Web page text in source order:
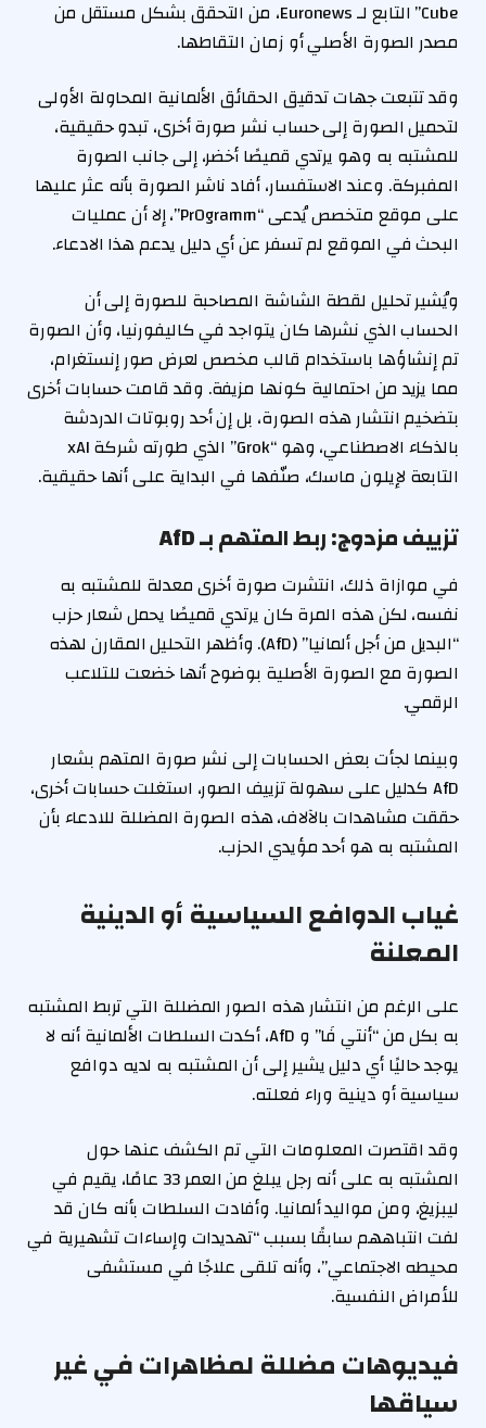
Cube” التابع لـ Euronews، من التحقق بشكل مستقل من
مصدر الصورة الأصلي أو زمان التقاطها.
وقد تتبعت جهات تدقيق الحقائق الألمانية المحاولة الأولى
لتحميل الصورة إلى حساب نشر صورة أخرى، تبدو حقيقية،
للمشتبه به وهو يرتدي قميصًا أخضر، إلى جانب الصورة
المفبركة. وعند الاستفسار، أفاد ناشر الصورة بأنه عثر عليها
على موقع متخصص يُدعى “Pr0gramm”، إلا أن عمليات
البحث في الموقع لم تسفر عن أي دليل يدعم هذا الادعاء.
ويُشير تحليل لقطة الشاشة المصاحبة للصورة إلى أن
الحساب الذي نشرها كان يتواجد في كاليفورنيا، وأن الصورة
تم إنشاؤها باستخدام قالب مخصص لعرض صور إنستغرام،
مما يزيد من احتمالية كونها مزيفة. وقد قامت حسابات أخرى
بتضخيم انتشار هذه الصورة، بل إن أحد روبوتات الدردشة
بالذكاء الاصطناعي، وهو “Grok” الذي طورته شركة xAI
التابعة لإيلون ماسك، صنّفها في البداية على أنها حقيقية.
تزييف مزدوج: ربط المتهم بـ AfD
في موازاة ذلك، انتشرت صورة أخرى معدلة للمشتبه به
نفسه، لكن هذه المرة كان يرتدي قميصًا يحمل شعار حزب
“البديل من أجل ألمانيا” (AfD). وأظهر التحليل المقارن لهذه
الصورة مع الصورة الأصلية بوضوح أنها خضعت للتلاعب
الرقمي.
وبينما لجأت بعض الحسابات إلى نشر صورة المتهم بشعار
AfD كدليل على سهولة تزييف الصور، استغلت حسابات أخرى،
حققت مشاهدات بالآلاف، هذه الصورة المضللة للادعاء بأن
المشتبه به هو أحد مؤيدي الحزب.
غياب الدوافع السياسية أو الدينية
المعلنة
على الرغم من انتشار هذه الصور المضللة التي تربط المشتبه
به بكل من “أنتي فَا” و AfD، أكدت السلطات الألمانية أنه لا
يوجد حاليًا أي دليل يشير إلى أن المشتبه به لديه دوافع
سياسية أو دينية وراء فعلته.
وقد اقتصرت المعلومات التي تم الكشف عنها حول
المشتبه به على أنه رجل يبلغ من العمر 33 عامًا، يقيم في
ليبزيغ، ومن مواليد ألمانيا. وأفادت السلطات بأنه كان قد
لفت انتباههم سابقًا بسبب “تهديدات وإساءات تشهيرية في
محيطه الاجتماعي”، وأنه تلقى علاجًا في مستشفى
للأمراض النفسية.
فيديوهات مضللة لمظاهرات في غير
سياقها